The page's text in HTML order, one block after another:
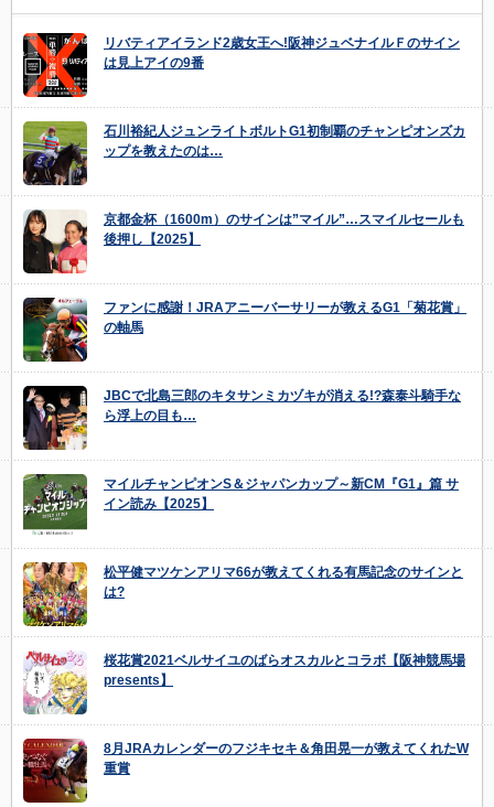
リバティアイランド2歳女王へ!阪神ジュベナイルＦのサイン
は見上アイの9番
石川裕紀人ジュンライトボルトG1初制覇のチャンピオンズカ
ップを教えたのは…
京都金杯（1600m）のサインは”マイル”…スマイルセールも
後押し【2025】
ファンに感謝！JRAアニーバーサリーが教えるG1「菊花賞」
の軸馬
JBCで北島三郎のキタサンミカヅキが消える!?森泰斗騎手な
ら浮上の目も…
マイルチャンピオンS＆ジャパンカップ～新CM『G1』篇 サ
イン読み【2025】
松平健マツケンアリマ66が教えてくれる有馬記念のサインと
は?
桜花賞2021ベルサイユのばらオスカルとコラボ【阪神競馬場
presents】
8月JRAカレンダーのフジキセキ＆角田晃一が教えてくれたW
重賞